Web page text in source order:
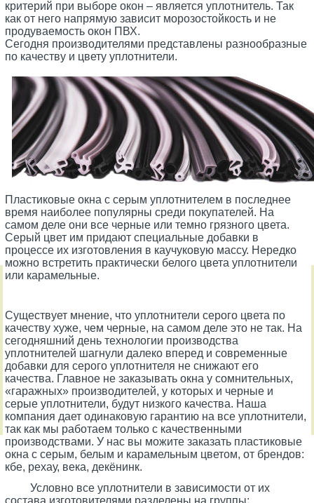
критерий при выборе окон – является уплотнитель. Так
как от него напрямую зависит морозостойкость и не
продуваемость окон ПВХ.
Сегодня производителями представлены разнообразные
по качеству и цвету уплотнители.
Пластиковые окна с серым уплотнителем в последнее
время наиболее популярны среди покупателей. На
самом деле они все черные или темно грязного цвета.
Серый цвет им придают специальные добавки в
процессе их изготовления в каучуковую массу. Нередко
можно встретить практически белого цвета уплотнители
или карамельные.
Существует мнение, что уплотнители серого цвета по
качеству хуже, чем черные, на самом деле это не так. На
сегодняшний день технологии производства
уплотнителей шагнули далеко вперед и современные
добавки для серого уплотнителя не снижают его
качества. Главное не заказывать окна у сомнительных,
«гаражных» производителей, у которых и черные и
серые уплотнители, будут низкого качества. Наша
компания дает одинаковую гарантию на все уплотнители,
так как мы работаем только с качественными
производствами. У нас вы можите заказать пластиковые
окна с серым, белым и карамельным цветом, от брендов:
кбе, рехау, века, декёнинк.
Условно все уплотнители в зависимости от их
состава изготовителями разделены на группы: